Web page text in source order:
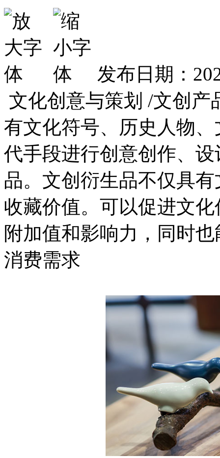
发布日期：
文化创意与策划 /文创产
有文化符号、历史人物
代手段进行创意创作、
品。文创衍生品不仅具
收藏价值。可以促进文
附加值和影响力，同时
消费需求